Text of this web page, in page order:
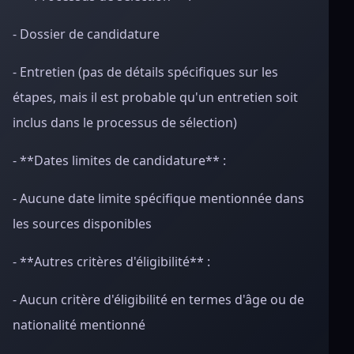
- Dossier de candidature
- Entretien (pas de détails spécifiques sur les
étapes, mais il est probable qu'un entretien soit
inclus dans le processus de sélection)
- **Dates limites de candidature** :
- Aucune date limite spécifique mentionnée dans
les sources disponibles
- **Autres critères d'éligibilité** :
- Aucun critère d'éligibilité en termes d'âge ou de
nationalité mentionné